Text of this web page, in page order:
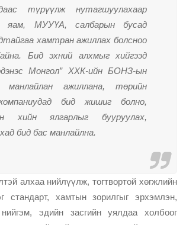
түрүүлж нутагшуулахаар
яам, МУУҮА, салбарын бусад
хамтран ажиллах болсноо
Бид эхний алхмыг хийгээд
Монгол” ХХК-ийн БОНЗ-ын
манлайлан ажиллана, төрийн
бид жишиг болно,
хийн ялгарлыг бууруулах,
бид бас манлайлна.
алхаа нийлүүлж, тогтвортой хөгжлийн
стандарт, хамтын зорилгыг эрхэмлэн,
эдийн засгийн уялдаа холбоог